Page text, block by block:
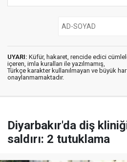
UYARI: Küfür, hakaret, rencide edici
içeren, imla kuralları ile yazılmamış,
Türkçe karakter kullanılmayan ve büyük
onaylanmamaktadır.
Diyarbakır'da diş
saldırı: 2 tutuklama